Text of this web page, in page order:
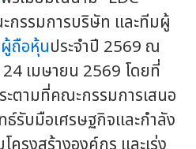
รรมการบริษัท และทีมผู้
ถือหุ้นประจำปี 2569 ณ
เมษายน 2569 โดยที่
ตามที่คณะกรรมการเสนอ
รับมือเศรษฐกิจและกำลัง